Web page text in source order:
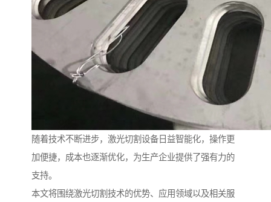
随着技术不断进步，激光切割设备日益智能化，操作更
加便捷，成本也逐渐优化，为生产企业提供了强有力的
支持。
本文将围绕激光切割技术的优势、应用领域以及相关服